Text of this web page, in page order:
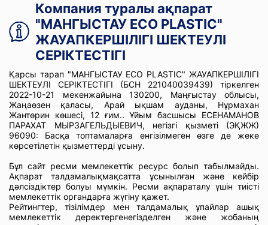
Компания туралы ақпарат
"МАНГЫСТАУ ECO PLASTIC"
ЖАУАПКЕРШІЛІГІ ШЕКТЕУЛІ
СЕРІКТЕСТІГІ
Қарсы тарап "МАНГЫСТАУ ECO PLASTIC" ЖАУАПКЕРШІЛІГІ
ШЕКТЕУЛІ СЕРІКТЕСТІГІ (БСН 221040039439) тіркелген
2022-10-21 мекенжайына 130200, Маңғыстау облысы,
Жаңаөзен қаласы, Арай ықшам ауданы, Нұрмахан
Жантөрин көшесі, 12 ғим.. Ұйым басшысы ЕСЕНАМАНОВ
ПАРАХАТ МЫРЗАГЕЛЬДЫЕВИЧ, негізгі қызметі (ЭҚЖЖ)
96090: Басқа топтамаларға енгізілмеген өзге де жеке
көрсетілетін қызметтерді ұсыну.
Бұл сайт ресми мемлекеттік ресурс болып табылмайды.
Ақпарат талдамалықмақсатта ұсынылған және кейбір
дәлсіздіктер болуы мүмкін. Ресми ақпараталу үшін тиісті
мемлекеттік органдарға жүгіну қажет.
Рейтингтер, тізілімдер мен талдамалық ұпайлар ашық
мемлекеттік деректергенегізделген және жобаның